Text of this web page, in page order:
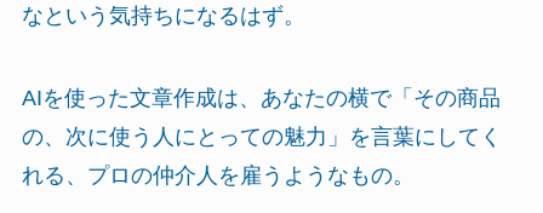
なという気持ちになるはず。
AIを使った文章作成は、あなたの横で「その商品
の、次に使う人にとっての魅力」を言葉にしてく
れる、プロの仲介人を雇うようなもの。